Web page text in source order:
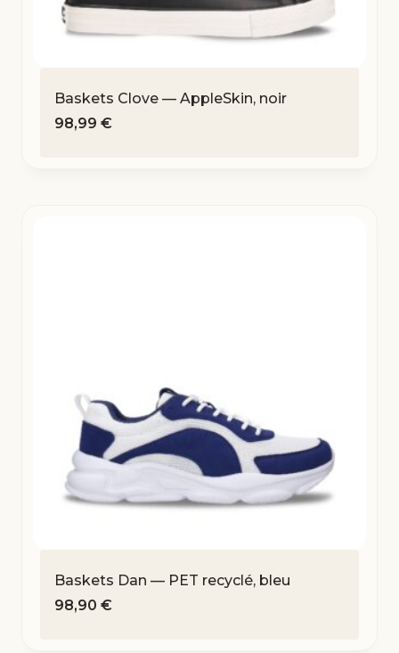
Baskets Clove — AppleSkin, noir
98,99 €
Baskets Dan — PET recyclé, bleu
98,90 €